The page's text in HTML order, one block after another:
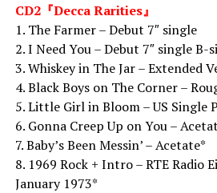
CD2『Decca Rarities』
1. The Farmer – Debut 7″ single
2. I Need You – Debut 7″ single B-
3. Whiskey in The Jar – Extended
4. Black Boys on The Corner –
5. Little Girl in Bloom – US Single
6. Gonna Creep Up on You –
7. Baby’s Been Messin’ – Acetate*
8. 1969 Rock + Intro – RTE Radio
January 1973*